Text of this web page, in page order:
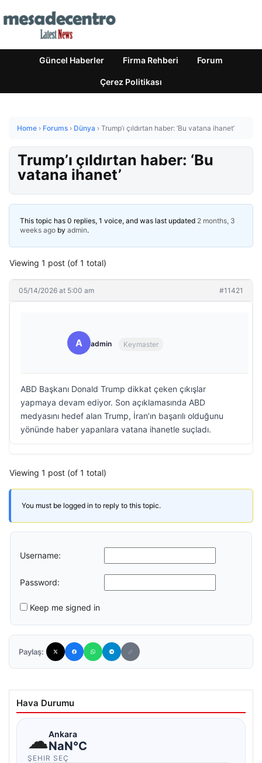
Güncel Haberler Firma Rehberi Forum
Çerez Politikası
Home › Forums › Dünya › Trump’ı çıldırtan haber: ‘Bu vatana ihanet’
Trump’ı çıldırtan haber: ‘Bu
vatana ihanet’
This topic has 0 replies, 1 voice, and was last updated 2 months, 3
weeks ago by admin.
Viewing 1 post (of 1 total)
05/14/2026 at 5:00 am #11421
A admin Keymaster
ABD Başkanı Donald Trump dikkat çeken çıkışlar
yapmaya devam ediyor. Son açıklamasında ABD
medyasını hedef alan Trump, İran’ın başarılı olduğunu
yönünde haber yapanlara vatana ihanetle suçladı.
Viewing 1 post (of 1 total)
You must be logged in to reply to this topic.
Username:
Password:
Keep me signed in
Paylaş:
Hava Durumu
☁Ankara
NaN°C
ŞEHIR SEÇ